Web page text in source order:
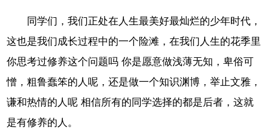
同学们，我们正处在人生最美好最灿烂的少年时代，
这也是我们成长过程中的一个险滩，在我们人生的花季里
你思考过修养这个问题吗 你是愿意做浅薄无知，卑俗可
憎，粗鲁蠢笨的人呢，还是做一个知识渊博，举止文雅，
谦和热情的人呢 相信所有的同学选择的都是后者，这就
是有修养的人。